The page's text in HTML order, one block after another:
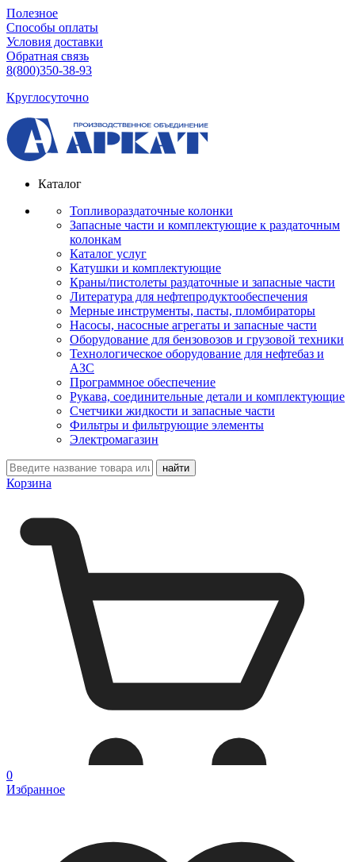
Полезное
Способы оплаты
Условия доставки
Обратная связь
8(800)350-38-93
Круглосуточно
Каталог
Топливораздаточные колонки
Запасные части и комплектующие к раздаточным
колонкам
Каталог услуг
Катушки и комплектующие
Краны/пистолеты раздаточные и запасные части
Литература для нефтепродуктообеспечения
Мерные инструменты, пасты, пломбираторы
Насосы, насосные агрегаты и запасные части
Оборудование для бензовозов и грузовой техники
Технологическое оборудование для нефтебаз и
АЗС
Программное обеспечение
Рукава, соединительные детали и комплектующие
Счетчики жидкости и запасные части
Фильтры и фильтрующие элементы
Электромагазин
Корзина
0
Избранное